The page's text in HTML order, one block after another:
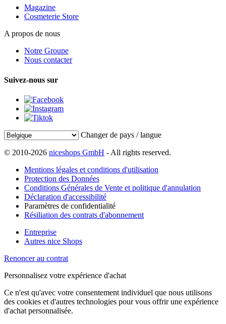
Magazine
Cosmeterie Store
A propos de nous
Notre Groupe
Nous contacter
Suivez-nous sur
Changer de pays / langue
© 2010-2026 niceshops GmbH - All rights reserved.
Mentions légales et conditions d'utilisation
Protection des Données
Conditions Générales de Vente et politique d'annulation
Déclaration d'accessibilité
Paramètres de confidentialité
Résiliation des contrats d'abonnement
Entreprise
Autres nice Shops
Renoncer au contrat
Personnalisez votre expérience d'achat
Ce n'est qu'avec votre consentement individuel que nous utilisons
des cookies et d'autres technologies pour vous offrir une expérience
d'achat personnalisée.